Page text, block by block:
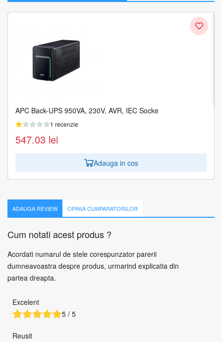
APC Back-UPS 950VA, 230V, AVR, IEC Socke
1 recenzie
547.03 lei
Adauga in cos
UPS NJOY Aira 600 centrale de incalzire
1 recenzie
ADAUGA REVIEW OPINIA CUMPARATORILOR
Cum notati acest produs ?
Acordati numarul de stele corespunzator parerii
dumneavoastra despre produs, urmarind explicatia din
partea dreapta.
Excelent
5 / 5
Reusit